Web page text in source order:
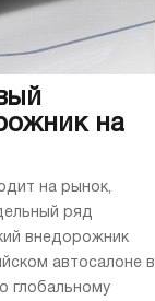
на
на рынок,
ряд
внедорожник
автосалоне в
глобальному